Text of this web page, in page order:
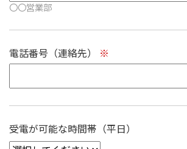
〇〇営業部
電話番号（連絡先） ※
受電が可能な時間帯（平日）